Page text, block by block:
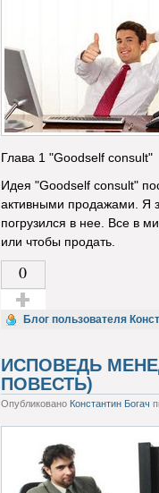
Глава 1 "Goodself consult"
Идея "Goodself consult"
активными продажами. Я
погрузился в нее. Все в
или чтобы продать.
0
Голос за!
Блог пользователя
ИСПОВЕДЬ
ПОВЕСТЬ)
Опубликовано Константин Богач